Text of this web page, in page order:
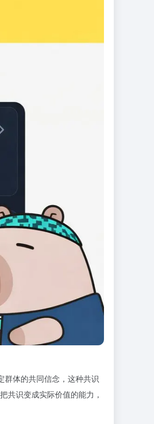
群体的共同信念，这种共识
共识变成实际价值的能力，